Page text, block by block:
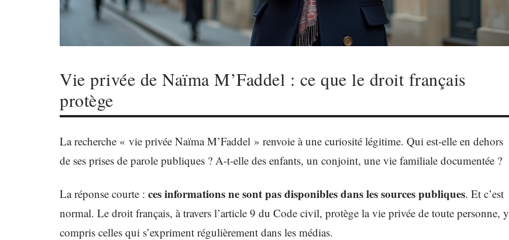
Vie privée de Naïma M’Faddel : ce que le droit français
protège
La recherche « vie privée Naïma M’Faddel » renvoie à une curiosité légitime. Qui est-elle en dehors
de ses prises de parole publiques ? A-t-elle des enfants, un conjoint, une vie familiale documentée ?
La réponse courte : ces informations ne sont pas disponibles dans les sources publiques. Et c’est
normal. Le droit français, à travers l’article 9 du Code civil, protège la vie privée de toute personne, y
compris celles qui s’expriment régulièrement dans les médias.